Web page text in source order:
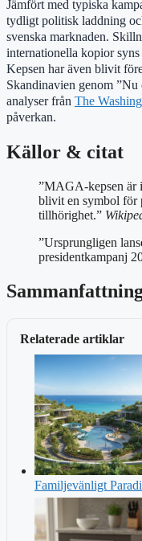
Jämfört med typiska
tydligt politisk laddning
svenska marknaden.
internationella kopior
Kepsen har även blivit
Skandinavien genom
analyser från The
påverkan.
Källor & citat
”MAGA-kepsen är
blivit en symbol för
tillhörighet.”
”Ursprungligen
presidentkampanj
Relaterade artiklar
Familjevänligt